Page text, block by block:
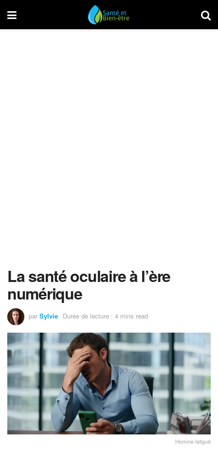
La santé oculaire à l’ère
numérique
par Sylvie Durée de lecture : 4 mins read
Homme fatigué